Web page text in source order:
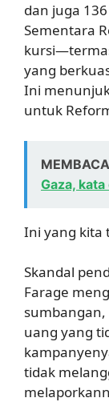
dan juga
Sementara
yang
Ini
untuk
MEMBACA
Gaza,
Ini yang kita
Skandal
Farage
uang yang
tidak